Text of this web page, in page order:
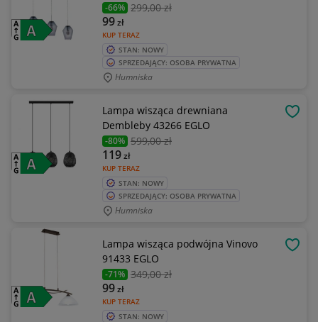
-66% 299,00 zł
KUP TERAZ
99zł
STAN: NOWY
SPRZEDAJĄCY: OSOBA PRYWATNA
Humniska
Lampa wisząca drewniana
Dembleby 43266 EGLO
-80% 599,00 zł
KUP TERAZ
119zł
STAN: NOWY
SPRZEDAJĄCY: OSOBA PRYWATNA
Humniska
Lampa wisząca podwójna Vinovo
91433 EGLO
-71% 349,00 zł
KUP TERAZ
99zł
STAN: NOWY